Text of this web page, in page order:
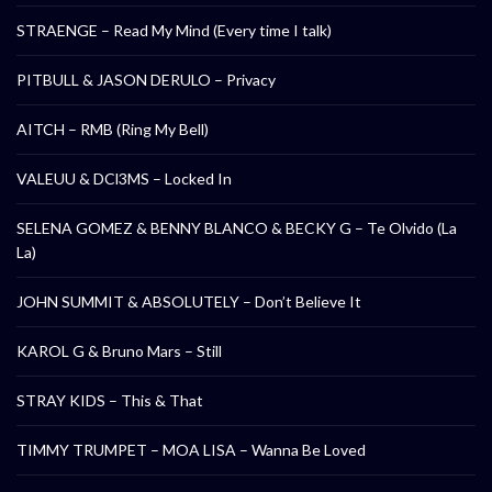
STRAENGE – Read My Mind (Every time I talk)
PITBULL & JASON DERULO – Privacy
AITCH – RMB (Ring My Bell)
VALEUU & DCl3MS – Locked In
SELENA GOMEZ & BENNY BLANCO & BECKY G – Te Olvido (La
La)
JOHN SUMMIT & ABSOLUTELY – Don’t Believe It
KAROL G & Bruno Mars – Still
STRAY KIDS – This & That
TIMMY TRUMPET – MOA LISA – Wanna Be Loved